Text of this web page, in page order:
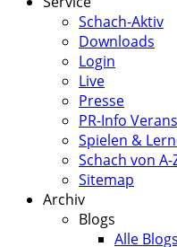
Schach-Aktiv
Downloads
Login
Live
Presse
PR-Info
Spielen &
Schach von A-
Sitemap
Archiv
Blogs
Alle Blogs